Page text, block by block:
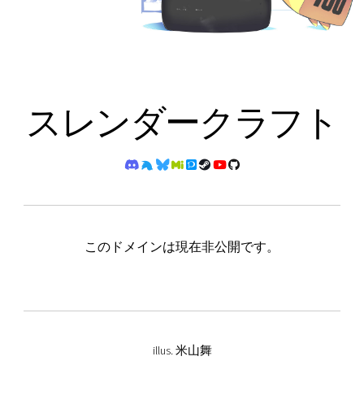
スレンダークラフト
このドメインは現在非公開です。
illus.米山舞